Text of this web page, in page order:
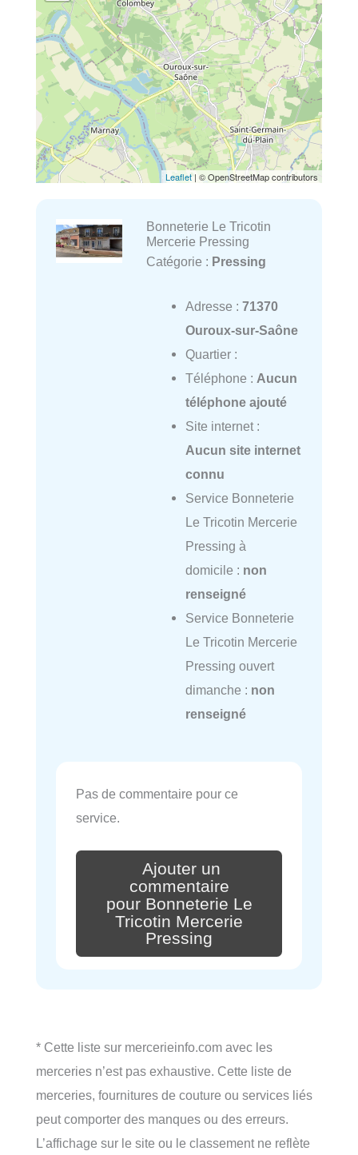
Leaflet | © OpenStreetMap contributors
Bonneterie Le Tricotin
Mercerie Pressing
Catégorie : Pressing
Adresse : 71370
Ouroux-sur-Saône
Quartier :
Téléphone : Aucun
téléphone ajouté
Site internet :
Aucun site internet
connu
Service Bonneterie
Le Tricotin Mercerie
Pressing à
domicile : non
renseigné
Service Bonneterie
Le Tricotin Mercerie
Pressing ouvert
dimanche : non
renseigné
Pas de commentaire pour ce
service.
Ajouter un
commentaire
pour Bonneterie Le
Tricotin Mercerie
Pressing
* Cette liste sur mercerieinfo.com avec les
merceries n’est pas exhaustive. Cette liste de
merceries, fournitures de couture ou services liés
peut comporter des manques ou des erreurs.
L’affichage sur le site ou le classement ne reflète